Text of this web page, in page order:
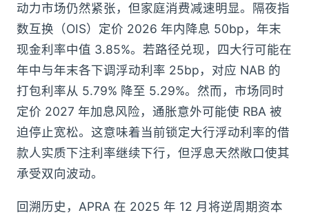
动力市场仍然紧张，但家庭消费减速明显。隔夜指
数互换（OIS）定价 2026 年内降息 50bp，年末
现金利率中值 3.85%。若路径兑现，四大行可能在
年中与年末各下调浮动利率 25bp，对应 NAB 的
打包利率从 5.79% 降至 5.29%。然而，市场同时
定价 2027 年加息风险，通胀意外可能使 RBA 被
迫停止宽松。这意味着当前锁定大行浮动利率的借
款人实质下注利率继续下行，但浮息天然敞口使其
承受双向波动。
回溯历史，APRA 在 2025 年 12 月将逆周期资本